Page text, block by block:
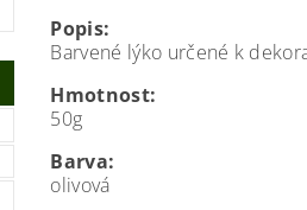
Popis:
Barvené lýko určené k
Hmotnost:
50g
Barva:
olivová